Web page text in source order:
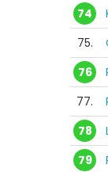
74
75.
76
77.
78
79